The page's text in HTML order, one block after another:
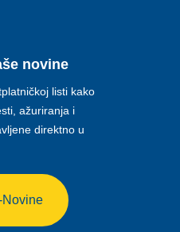
novine
listi kako
ažuriranja i
direktno u